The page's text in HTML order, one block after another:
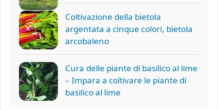
Coltivazione della bietola
argentata a cinque colori, bietola
arcobaleno
Cura delle piante di basilico al lime
– Impara a coltivare le piante di
basilico al lime